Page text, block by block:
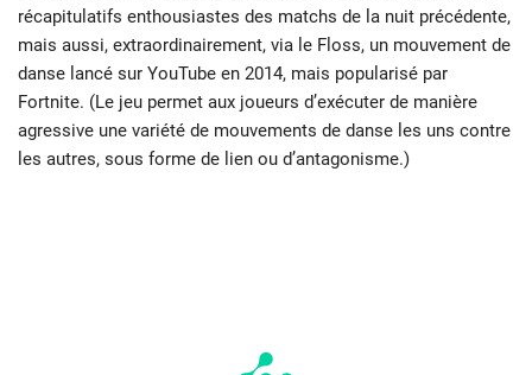
récapitulatifs enthousiastes des matchs de la nuit précédente,
mais aussi, extraordinairement, via le Floss, un mouvement de
danse lancé sur YouTube en 2014, mais popularisé par
Fortnite. (Le jeu permet aux joueurs d’exécuter de manière
agressive une variété de mouvements de danse les uns contre
les autres, sous forme de lien ou d’antagonisme.)